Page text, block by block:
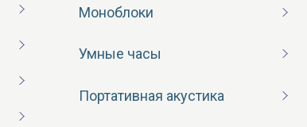
Моноблоки
Умные часы
Портативная акустика